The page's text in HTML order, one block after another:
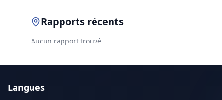
Rapports récents
Aucun rapport trouvé.
Langues